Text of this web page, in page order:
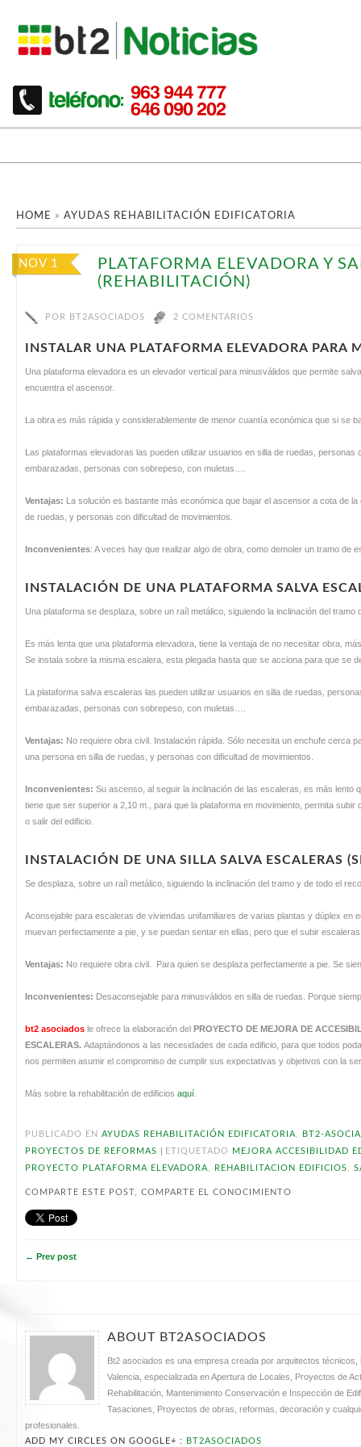
HOME » AYUDAS REHABILITACIÓN EDIFICATORIA
NOV 1
PLATAFORMA ELEVADORA Y
(REHABILITACIÓN)
POR BT2ASOCIADOS 2 COMENTARIOS
INSTALAR UNA PLATAFORMA ELEVADORA PARA
Una plataforma elevadora es un elevador vertical para minusválidos que permite
encuentra el ascensor.
La obra es más rápida y considerablemente de menor cuantía económica que si se
Las plataformas elevadoras las pueden utilizar usuarios en silla de ruedas, personas
embarazadas, personas con sobrepeso, con muletas….
Ventajas: La solución es bastante más económica que bajar el ascensor a cota de
de ruedas, y personas con dificultad de movimientos.
Inconvenientes: A veces hay que realizar algo de obra, como demoler un tramo de
INSTALACIÓN DE UNA PLATAFORMA SALVA
Una plataforma se desplaza, sobre un raíl metálico, siguiendo la inclinación del tramo
Es más lenta que una plataforma elevadora, tiene la ventaja de no necesitar obra,
Se instala sobre la misma escalera, esta plegada hasta que se acciona para que se
La plataforma salva escaleras las pueden utilizar usuarios en silla de ruedas,
embarazadas, personas con sobrepeso, con muletas….
Ventajas: No requiere obra civil. Instalación rápida. Sólo necesita un enchufe cerca
una persona en silla de ruedas, y personas con dificultad de movimientos.
Inconvenientes: Su ascenso, al seguir la inclinación de las escaleras, es más lento
tiene que ser superior a 2,10 m., para que la plataforma en movimiento, permita
o salir del edificio.
INSTALACIÓN DE UNA SILLA SALVA ESCALERAS
Se desplaza, sobre un raíl metálico, siguiendo la inclinación del tramo y de todo el
Aconsejable para escaleras de viviendas unifamiliares de varias plantas y dúplex en
muevan perfectamente a pie, y se puedan sentar en ellas, pero que el subir
Ventajas: No requiere obra civil. Para quien se desplaza perfectamente a pie. Se
Inconvenientes: Desaconsejable para minusválidos en silla de ruedas. Porque
bt2 asociados le ofrece la elaboración del PROYECTO DE MEJORA DE
ESCALERAS. Adaptándonos a las necesidades de cada edificio, para que todos
nos permiten asumir el compromiso de cumplir sus expectativas y objetivos con la
Más sobre la rehabilitación de edificios aquí
PUBLICADO EN AYUDAS REHABILITACIÓN EDIFICATORIA
BT2-
PROYECTOS DE REFORMAS | ETIQUETADO
MEJORA ACCESIBILIDAD
PROYECTO PLATAFORMA ELEVADORA
REHABILITACION EDIFICIOS
COMPARTE ESTE POST, COMPARTE EL CONOCIMIENTO
← Prev post
ABOUT BT2ASOCIADOS
Bt2 asociados es una empresa creada por arquitectos
Valencia, especializada en Apertura de Locales, Proyectos de
Rehabilitación, Mantenimiento Conservación e Inspección de
Tasaciones, Proyectos de obras, reformas, decoración y
profesionales.
ADD MY CIRCLES ON GOOGLE+ : BT2ASOCIADOS